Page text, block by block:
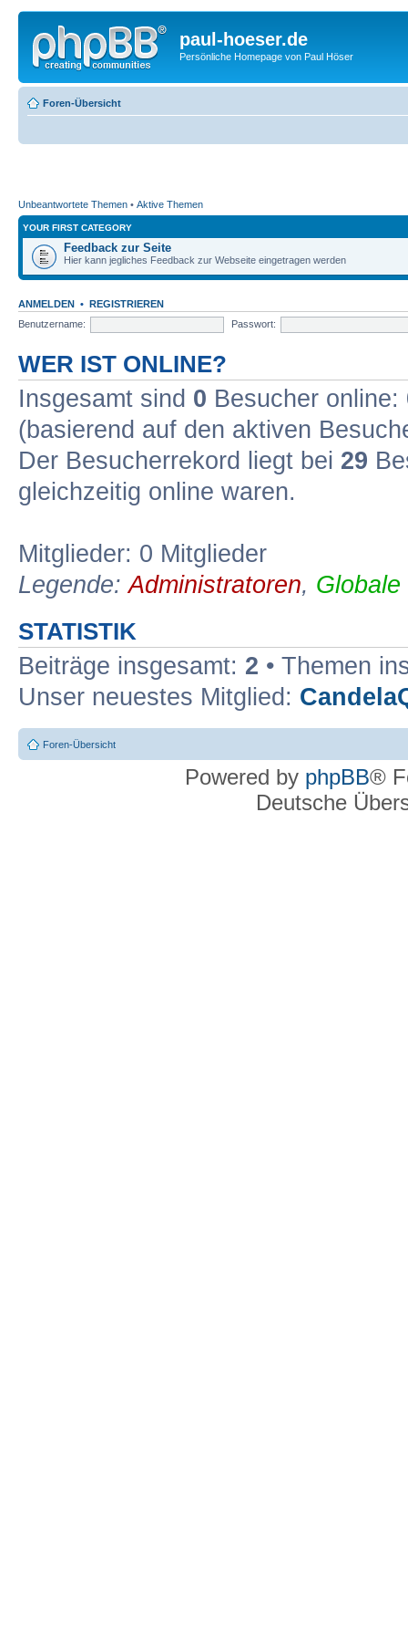
paul-hoeser.de
Persönliche Homepage von Paul Höser
Foren-Übersicht
Unbeantwortete Themen • Aktive Themen
YOUR FIRST CATEGORY
Feedback zur Seite
Hier kann jegliches Feedback zur Webseite eingetragen werden
ANMELDEN • REGISTRIEREN
Benutzername:
Passwort:
WER IST ONLINE?
Insgesamt sind 0 Besucher
(basierend auf den aktiven
Der Besucherrekord liegt bei 29
gleichzeitig online waren.
Mitglieder: 0 Mitglieder
Legende:Administratoren,
STATISTIK
Beiträge insgesamt: 2 • Themen
Unser neuestes Mitglied:
Foren-Übersicht
Powered by phpBB®
Deutsche